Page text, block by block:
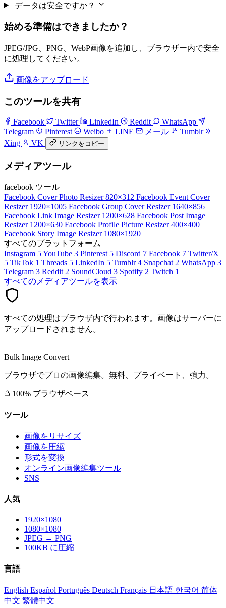
データは安全ですか？
始める準備はできましたか？
JPEG/JPG、PNG、WebP画像を追加し、ブラウザー内で安全
に処理してください。
画像をアップロード
このツールを共有
Facebook Twitter LinkedIn Reddit
WhatsApp
Telegram
Pinterest Weibo LINE メール
Tumblr
Xing
VK リンクをコピー
メディアツール
facebook ツール
Facebook Cover Photo Resizer 820×312 Facebook Event Cover
Resizer 1920×1005 Facebook Group Cover Resizer 1640×856
Facebook Link Image Resizer 1200×628 Facebook Post Image
Resizer 1200×630 Facebook Profile Picture Resizer 400×400
Facebook Story Image Resizer 1080×1920
すべてのプラットフォーム
Instagram 5YouTube 3 Pinterest 5 Discord 7 Facebook 7 Twitter/X
5 TikTok 1 Threads 5 LinkedIn 5 Tumblr 4 Snapchat 2 WhatsApp 3
Telegram 3 Reddit 2 SoundCloud 3 Spotify 2 Twitch 1
すべてのメディアツールを表示
すべての処理はブラウザ内で行われます。画像はサーバーに
アップロードされません。
Bulk Image Convert
ブラウザでプロの画像編集。無料、プライベート、強力。
100% ブラウザベース
ツール
画像をリサイズ
画像を圧縮
形式を変換
オンライン画像編集ツール
SNS
人気
1920×1080
1080×1080
JPEG → PNG
100KB に圧縮
言語
English Español Português Deutsch Français 日本語 한국어 简体
中文 繁體中文